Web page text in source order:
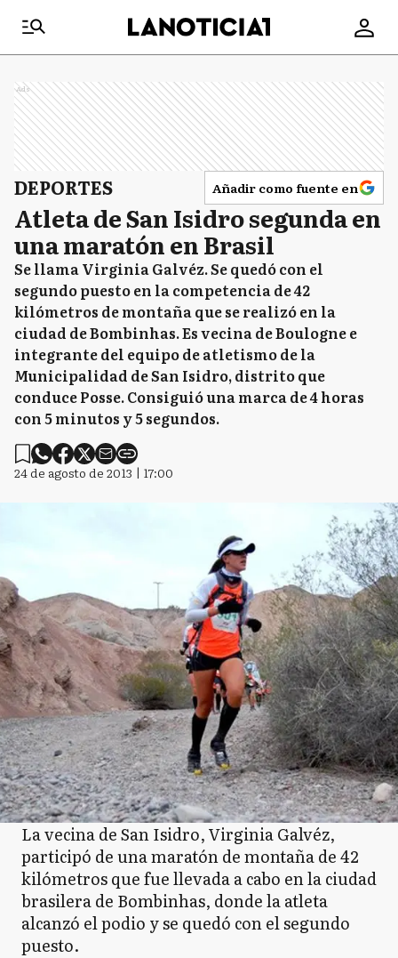
Ads
DEPORTES Añadir como fuente en
Atleta de San Isidro segunda en
una maratón en Brasil
Se llama Virginia Galvéz. Se quedó con el
segundo puesto en la competencia de 42
kilómetros de montaña que se realizó en la
ciudad de Bombinhas. Es vecina de Boulogne e
integrante del equipo de atletismo de la
Municipalidad de San Isidro, distrito que
conduce Posse. Consiguió una marca de 4 horas
con 5 minutos y 5 segundos.
24 de agosto de 2013 | 17:00
La vecina de San Isidro, Virginia Galvéz,
participó de una maratón de montaña de 42
kilómetros que fue llevada a cabo en la ciudad
brasilera de Bombinhas, donde la atleta
alcanzó el podio y se quedó con el segundo
puesto.